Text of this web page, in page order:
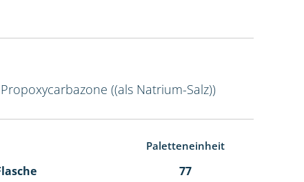
((als Natrium-Salz))
Paletteneinheit
77